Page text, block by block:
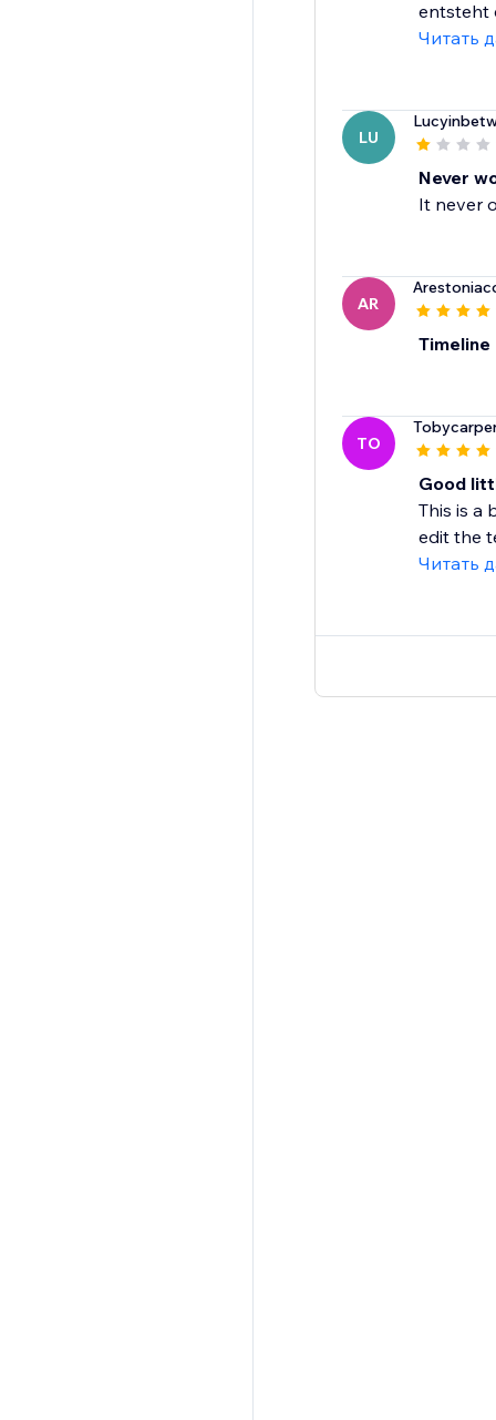
entsteht
Читать
LU
Never
It never
AR
Timeline
TO
Good
This is a
edit the
Читать